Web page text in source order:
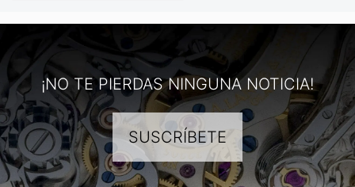
¡NO TE PIERDAS NINGUNA NOTICIA!
SUSCRÍBETE